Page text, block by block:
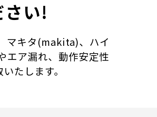
い!
マキタ(makita)、ハイ
エア漏れ、動作安定性
たします。